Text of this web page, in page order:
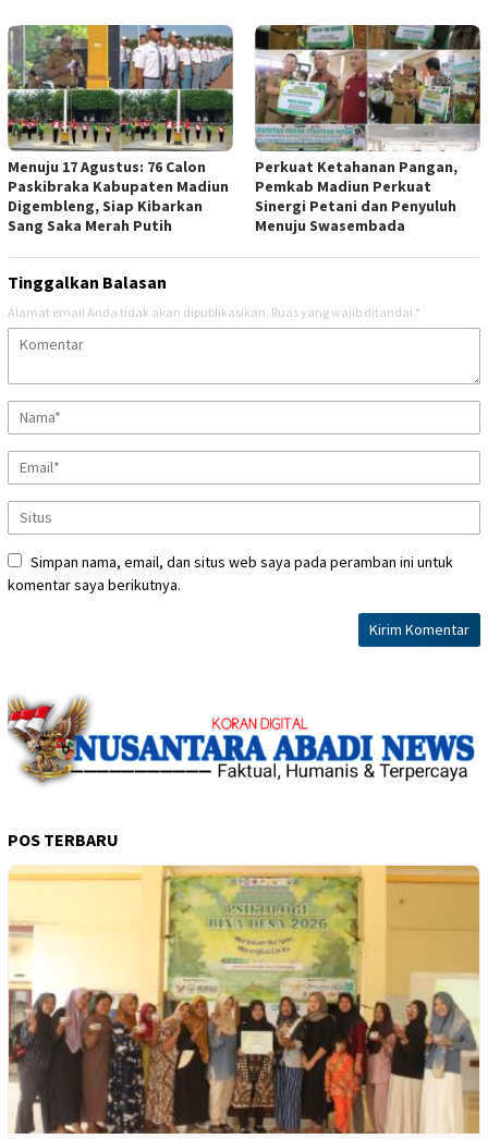
Menuju 17 Agustus: 76 Calon
Paskibraka Kabupaten Madiun
Digembleng, Siap Kibarkan
Sang Saka Merah Putih
Perkuat Ketahanan Pangan,
Pemkab Madiun Perkuat
Sinergi Petani dan Penyuluh
Menuju Swasembada
Tinggalkan Balasan
Alamat email Anda tidak akan dipublikasikan. Ruas yang wajib ditandai *
Simpan nama, email, dan situs web saya pada peramban ini untuk
komentar saya berikutnya.
POS TERBARU